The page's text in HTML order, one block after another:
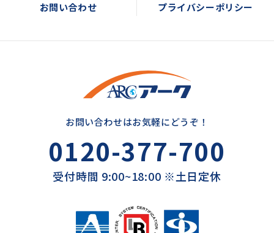
お問い合わせ プライバシーポリシー
お問い合わせはお気軽にどうぞ！
0120-377-700
受付時間 9:00~18:00 ※土日定休